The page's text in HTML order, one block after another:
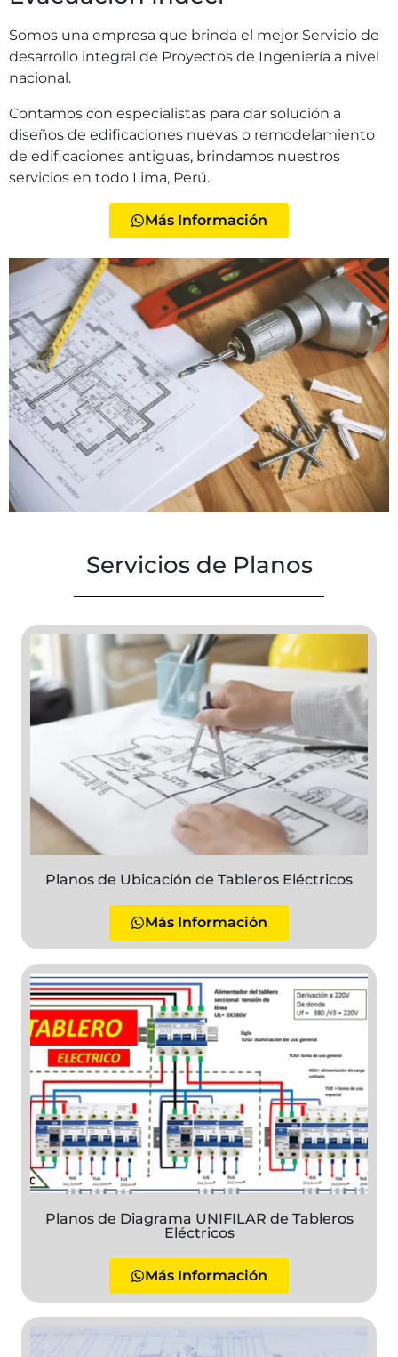
Somos una empresa que brinda el mejor Servicio de
desarrollo integral de Proyectos de Ingeniería a nivel
nacional.
Contamos con especialistas para dar solución a
diseños de edificaciones nuevas o remodelamiento
de edificaciones antiguas, brindamos nuestros
servicios en todo Lima, Perú.
Más Información
Servicios de Planos
Planos de Ubicación de Tableros Eléctricos
Más Información
Planos de Diagrama UNIFILAR de Tableros
Eléctricos
Más Información